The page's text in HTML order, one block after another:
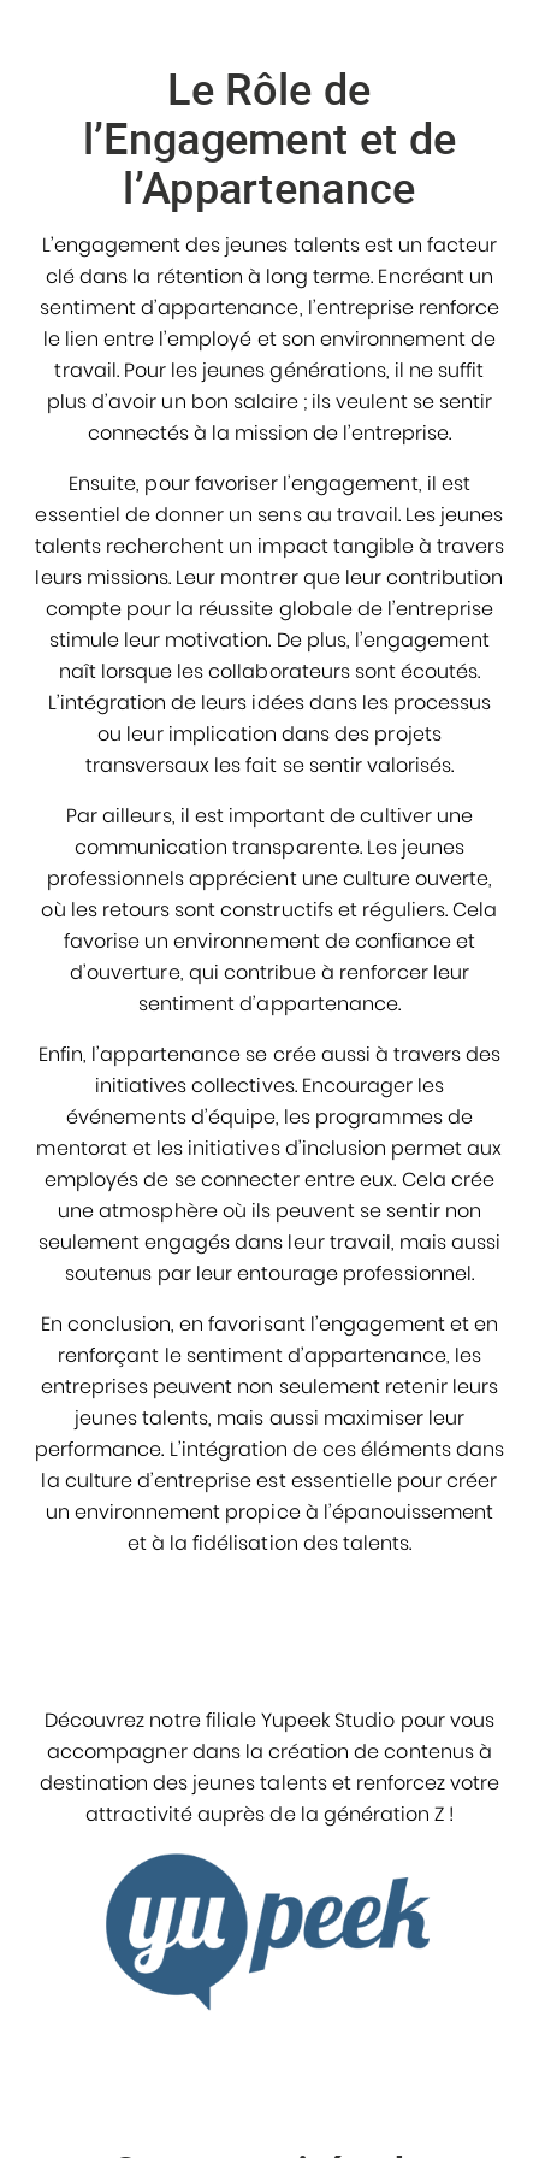
Le Rôle de
l’Engagement et de
l’Appartenance
L’engagement des jeunes talents est un facteur
clé dans la rétention à long terme. Encréant un
sentiment d’appartenance, l’entreprise renforce
le lien entre l’employé et son environnement de
travail. Pour les jeunes générations, il ne suffit
plus d’avoir un bon salaire ; ils veulent se sentir
connectés à la mission de l’entreprise.
Ensuite, pour favoriser l’engagement, il est
essentiel de donner un sens au travail. Les jeunes
talents recherchent un impact tangible à travers
leurs missions. Leur montrer que leur contribution
compte pour la réussite globale de l’entreprise
stimule leur motivation. De plus, l’engagement
naît lorsque les collaborateurs sont écoutés.
L’intégration de leurs idées dans les processus
ou leur implication dans des projets
transversaux les fait se sentir valorisés.
Par ailleurs, il est important de cultiver une
communication transparente. Les jeunes
professionnels apprécient une culture ouverte,
où les retours sont constructifs et réguliers. Cela
favorise un environnement de confiance et
d’ouverture, qui contribue à renforcer leur
sentiment d’appartenance.
Enfin, l’appartenance se crée aussi à travers des
initiatives collectives. Encourager les
événements d’équipe, les programmes de
mentorat et les initiatives d’inclusion permet aux
employés de se connecter entre eux. Cela crée
une atmosphère où ils peuvent se sentir non
seulement engagés dans leur travail, mais aussi
soutenus par leur entourage professionnel.
En conclusion, en favorisant l’engagement et en
renforçant le sentiment d’appartenance, les
entreprises peuvent non seulement retenir leurs
jeunes talents, mais aussi maximiser leur
performance. L’intégration de ces éléments dans
la culture d’entreprise est essentielle pour créer
un environnement propice à l’épanouissement
et à la fidélisation des talents.
Découvrez notre filiale Yupeek Studio pour vous
accompagner dans la création de contenus à
destination des jeunes talents et renforcez votre
attractivité auprès de la génération Z !